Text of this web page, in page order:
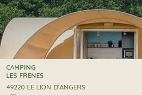
CAMPING
CAMPING
LES FRENES
49220 LE LION D'ANGERS